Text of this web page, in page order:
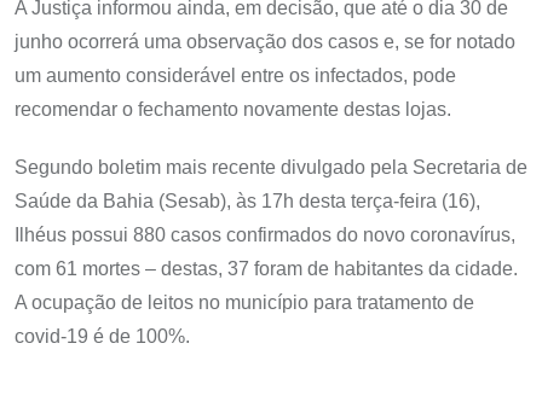
A Justiça informou ainda, em decisão, que até o dia 30 de
junho ocorrerá uma observação dos casos e, se for notado
um aumento considerável entre os infectados, pode
recomendar o fechamento novamente destas lojas.
Segundo boletim mais recente divulgado pela Secretaria de
Saúde da Bahia (Sesab), às 17h desta terça-feira (16),
Ilhéus possui 880 casos confirmados do novo coronavírus,
com 61 mortes – destas, 37 foram de habitantes da cidade.
A ocupação de leitos no município para tratamento de
covid-19 é de 100%.